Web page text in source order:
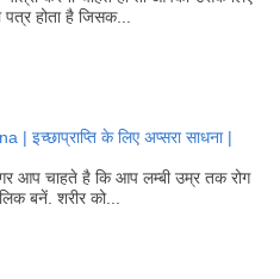
पत्र होता है जिसक...
के लिए अप्सरा साधना |
आप चाहते है कि आप लम्बी उम्र तक रोग
बनें. शरीर को...